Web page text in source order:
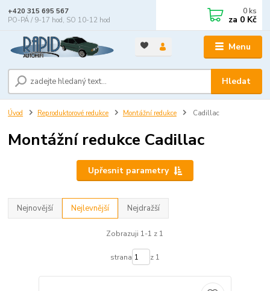
Menu
Hledat
+420 315 695 567
PO-PÁ / 9-17 hod, SO 10-12 hod
0 ks
za 0 Kč
Úvod Reproduktorové redukce Montážní redukce Cadillac
Montážní redukce Cadillac
Upřesnit parametry
Nejnovější Nejlevnější Nejdražší
Zobrazuji 1-1 z 1
strana z 1